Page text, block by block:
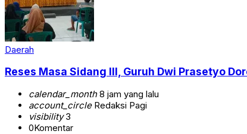
Daerah
Reses Masa Sidang III, Guruh Dwi Prasetyo
calendar_month8 jam yang lalu
account_circleRedaksi Pagi
visibility3
0Komentar